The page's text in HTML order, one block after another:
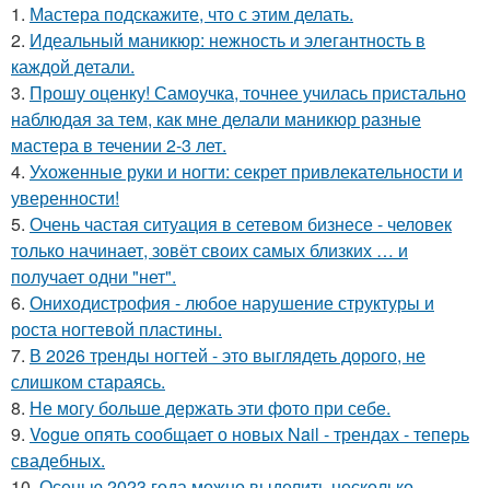
1. Мастера подскажите, что с этим делать.
2. Идеальный маникюр: нежность и элегантность в
каждой детали.
3. Прошу оценку! Самоучка, точнее училась пристально
наблюдая за тем, как мне делали маникюр разные
мастера в течении 2-3 лет.
4. Ухоженные руки и ногти: секрет привлекательности и
уверенности!
5. Очень частая ситуация в сетевом бизнесе - человек
только начинает, зовёт своих самых близких … и
получает одни "нет".
6. Ониходистрофия - любое нарушение структуры и
роста ногтевой пластины.
7. В 2026 тренды ногтей - это выглядеть дорого, не
слишком стараясь.
8. Не могу больше держать эти фото при себе.
9. Vogue опять сообщает о новых Nail - трендах - теперь
свадебных.